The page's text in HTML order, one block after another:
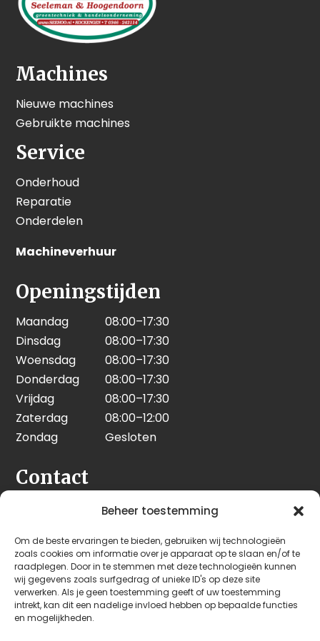
Beheer toestemming
Om de beste ervaringen te bieden, gebruiken wij technologieën
zoals cookies om informatie over je apparaat op te slaan en/of te
raadplegen. Door in te stemmen met deze technologieën kunnen
wij gegevens zoals surfgedrag of unieke ID's op deze site
verwerken. Als je geen toestemming geeft of uw toestemming
intrekt, kan dit een nadelige invloed hebben op bepaalde functies
en mogelijkheden.
Machines
Nieuwe machines
Gebruikte machines
Service
Onderhoud
Reparatie
Onderdelen
Machineverhuur
Openingstijden
Maandag
08:00–17:30
Dinsdag
08:00–17:30
Woensdag
08:00–17:30
Donderdag
08:00–17:30
Vrijdag
08:00–17:30
Zaterdag
08:00–12:00
Zondag
Gesloten
Contact
Seeleman & Hoogendoorn
3628 GD Kockengen
Nederland
+31 (0)346 242 114
info@seehoo.nl